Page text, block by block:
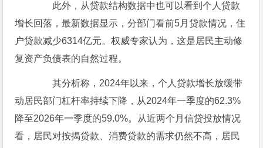
此外，从贷款结构数据中也可以看到个人贷款
增长回落，最新数据显示，分部门看前5月贷款情况，住
户贷款减少6314亿元。权威专家认为，这是居民主动修
复资产负债表的自然过程。
其分析称，2024年以来，个人贷款增长放缓带
动居民部门杠杆率持续下降，从2024年一季度的62.3%
降至2026年一季度的59.0%。从近两个月信贷投放情况
看，居民对按揭贷款、消费贷款的需求仍然不高，居民